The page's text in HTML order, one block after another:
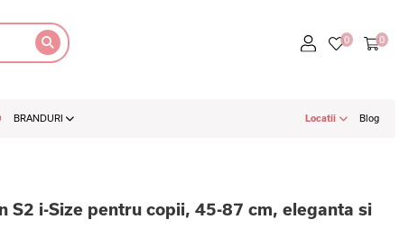
BRANDURI Locatii Blog
S2 i-Size pentru copii, 45-87 cm, eleganta si